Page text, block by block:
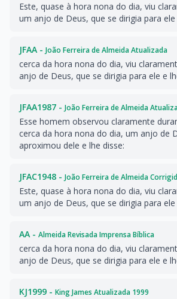
Este, quase à hora nona do dia, viu
um anjo de Deus, que se dirigia para ele
JFAA - João Ferreira de Almeida Atualizada
cerca da hora nona do dia, viu
anjo de Deus, que se dirigia para ele e
JFAA1987 - João Ferreira de Almeida
Esse homem observou claramente
cerca da hora nona do dia, um anjo de
aproximou dele e lhe disse:
JFAC1948 - João Ferreira de Almeida
Este, quase à hora nona do dia, viu
um anjo de Deus, que se dirigia para ele
AA - Almeida Revisada Imprensa Bíblica
cerca da hora nona do dia, viu
anjo de Deus, que se dirigia para ele e
KJ1999 - King James Atualizada 1999